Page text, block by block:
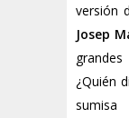
versión
Josep
¿Quién